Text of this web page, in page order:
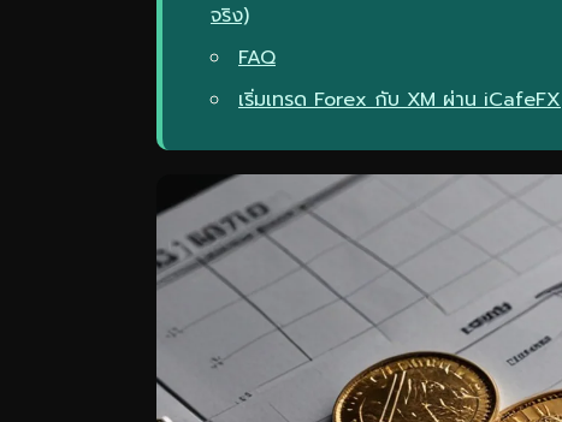
จริง)
FAQ
เริ่มเทรด Forex กับ XM ผ่าน iCafeFX